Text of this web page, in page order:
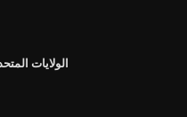
الولايات